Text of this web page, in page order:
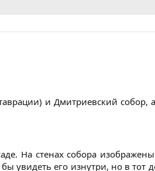
и Дмитриевский собор,
На стенах собора
увидеть его изнутри, но в тот